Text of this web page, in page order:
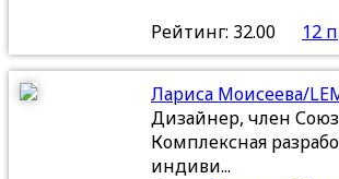
Рейтинг: 32.00 12
Лариса Моисеева/
Дизайнер, член
Комплексная
индиви...